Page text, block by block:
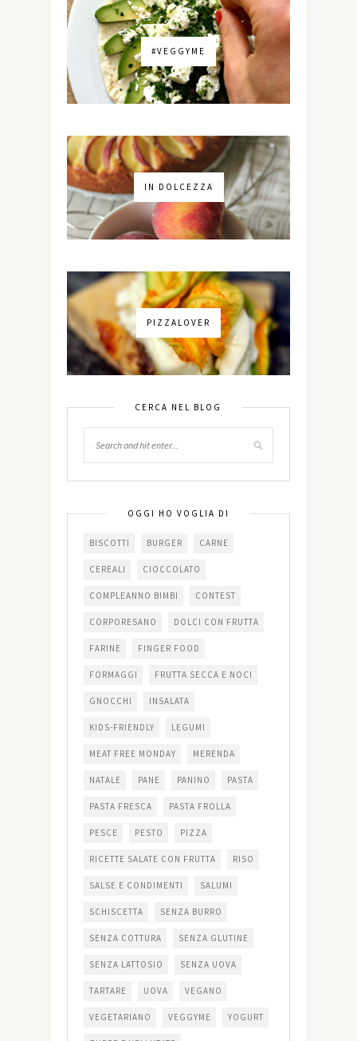
#VEGGYME
IN DOLCEZZA
PIZZALOVER
CERCA NEL BLOG
OGGI HO VOGLIA DI
BISCOTTI BURGER CARNE
CEREALI CIOCCOLATO
COMPLEANNO BIMBI CONTEST
CORPORESANO DOLCI CON FRUTTA
FARINE FINGER FOOD
FORMAGGI FRUTTA SECCA E NOCI
GNOCCHI INSALATA
KIDS-FRIENDLY LEGUMI
MEAT FREE MONDAY MERENDA
NATALE PANE PANINO PASTA
PASTA FRESCA PASTA FROLLA
PESCE PESTO PIZZA
RICETTE SALATE CON FRUTTA RISO
SALSE E CONDIMENTI SALUMI
SCHISCETTA SENZA BURRO
SENZA COTTURA SENZA GLUTINE
SENZA LATTOSIO SENZA UOVA
TARTARE UOVA VEGANO
VEGETARIANO VEGGYME YOGURT